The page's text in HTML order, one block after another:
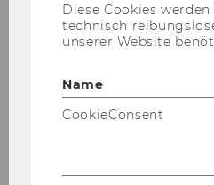
Diese Cookies
technisch
unserer Website
Name
CookieConsent